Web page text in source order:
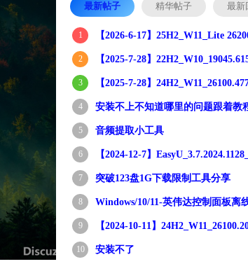
最新帖子 精华帖子 最新
1 【2026-6-17】25H2_W11_Lite
2 【2025-7-28】
3 【2025-7-28】
4 安装不上不知道哪里的问题跟着教
5 音频提取小工具
6 【2024-12-7】
7 突破123盘1G下载限制工具分享
8 Windows/10/11-英伟达控制面板离
9 【2024-10-11】
10 安装不了